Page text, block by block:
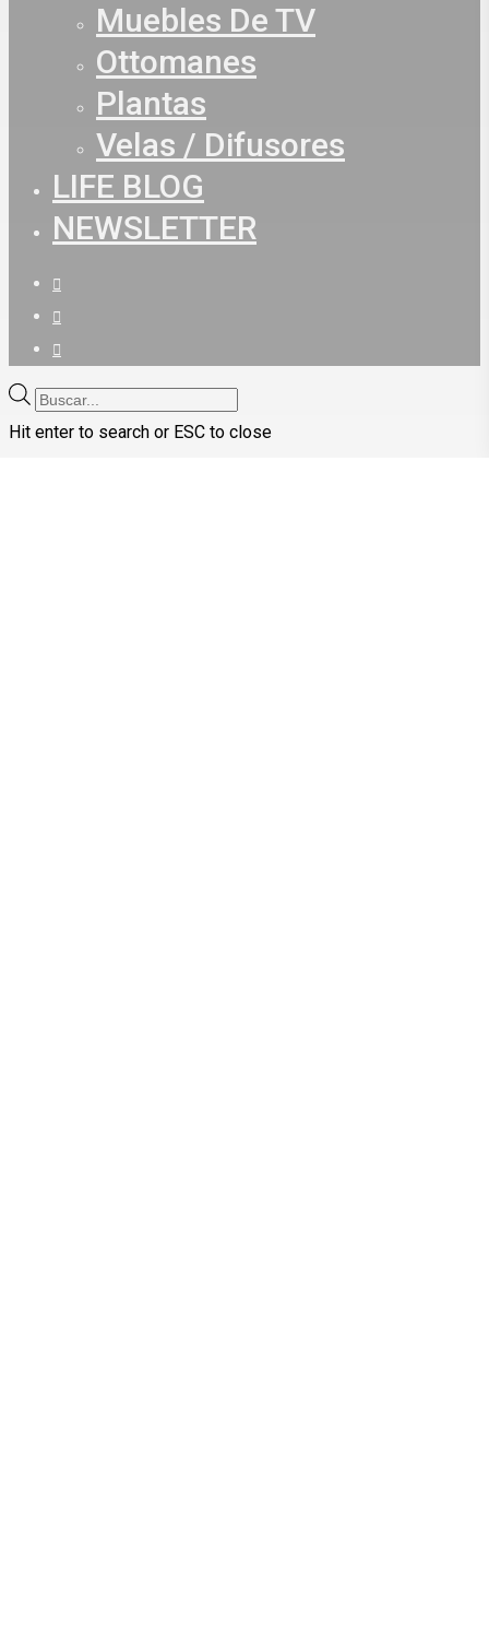
Muebles De TV
Ottomanes
Plantas
Velas / Difusores
LIFE BLOG
NEWSLETTER
facebook
youtube
instagram
Búsqueda
de
Hit enter to search or ESC to close